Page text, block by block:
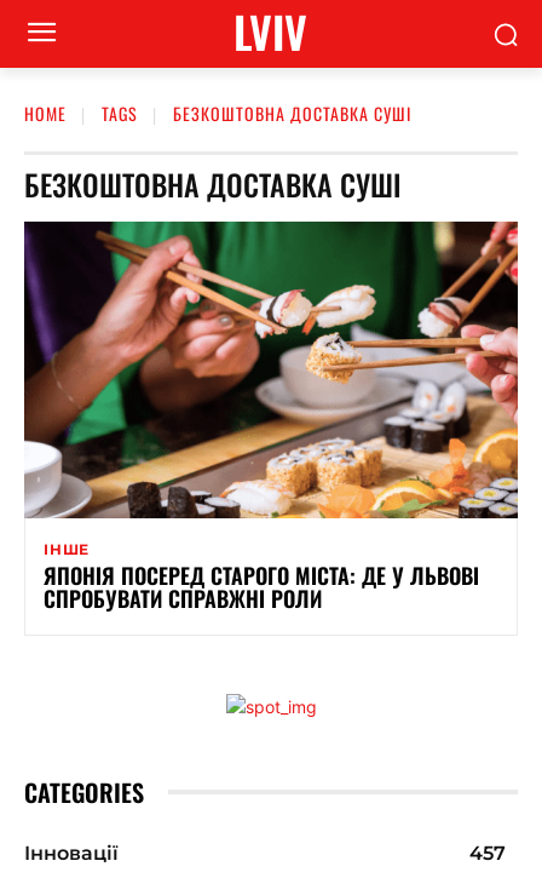
LVIV
HOME TAGS БЕЗКОШТОВНА ДОСТАВКА СУШІ
БЕЗКОШТОВНА ДОСТАВКА СУШІ
ІНШЕ
ЯПОНІЯ ПОСЕРЕД СТАРОГО МІСТА: ДЕ У ЛЬВОВІ
СПРОБУВАТИ СПРАВЖНІ РОЛИ
CATEGORIES
Інновації
457